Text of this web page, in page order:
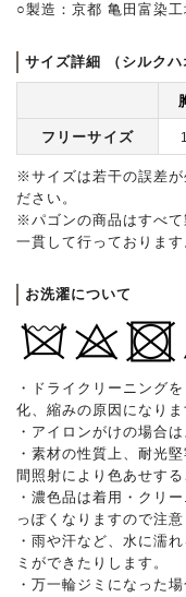
○製造：京都 亀田富染工
サイズ詳細 （シルクハ
フリーサイズ
※サイズは若干の誤差が
ださい。
※パゴンの商品はすべ
一貫して行っております
お洗濯について
・ドライクリーニング
化、縮みの原因になり
・アイロンがけの場合
・素材の性質上、耐光
間照射により色あせする
・濃色品は着用・クリ
っぽくなりますので注意
・雨や汗など、水に濡
ミができたりします。
・万一輪ジミになった